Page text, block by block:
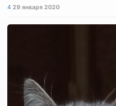
429 января 2020